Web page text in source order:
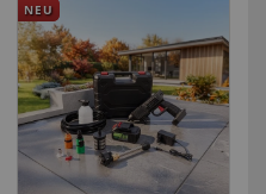
NEU